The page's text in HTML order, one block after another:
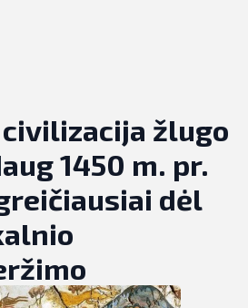
žlugo
1450 m. pr.
dėl